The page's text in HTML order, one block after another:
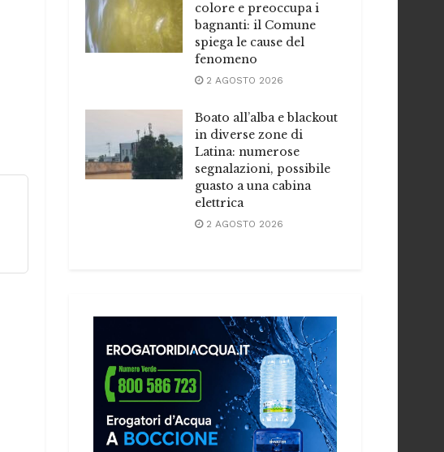
colore e preoccupa i
bagnanti: il Comune
spiega le cause del
fenomeno
2 AGOSTO 2026
Boato all’alba e blackout
in diverse zone di
Latina: numerose
segnalazioni, possibile
guasto a una cabina
elettrica
2 AGOSTO 2026